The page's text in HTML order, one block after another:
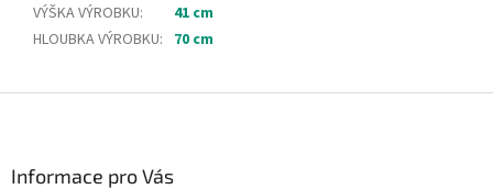
VÝŠKA VÝROBKU:
41 cm
HLOUBKA VÝROBKU: 70 cm
Informace pro Vás